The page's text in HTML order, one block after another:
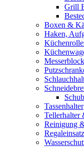
Grill
Boxen &
Haken,
Tassenhalter
Tellerhalter
Reinigung
Regaleinsatz